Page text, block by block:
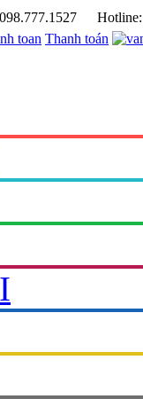
098.777.1527
Thanh toán